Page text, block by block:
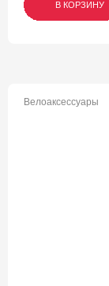
В КОРЗИНУ
В КОРЗИНУ
В КОРЗИНУ
Велоаксессуары